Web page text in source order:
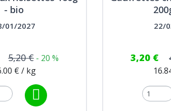
- bio
01/2027
5,20 € - 20 %
€ / kg
22/
3,20 €